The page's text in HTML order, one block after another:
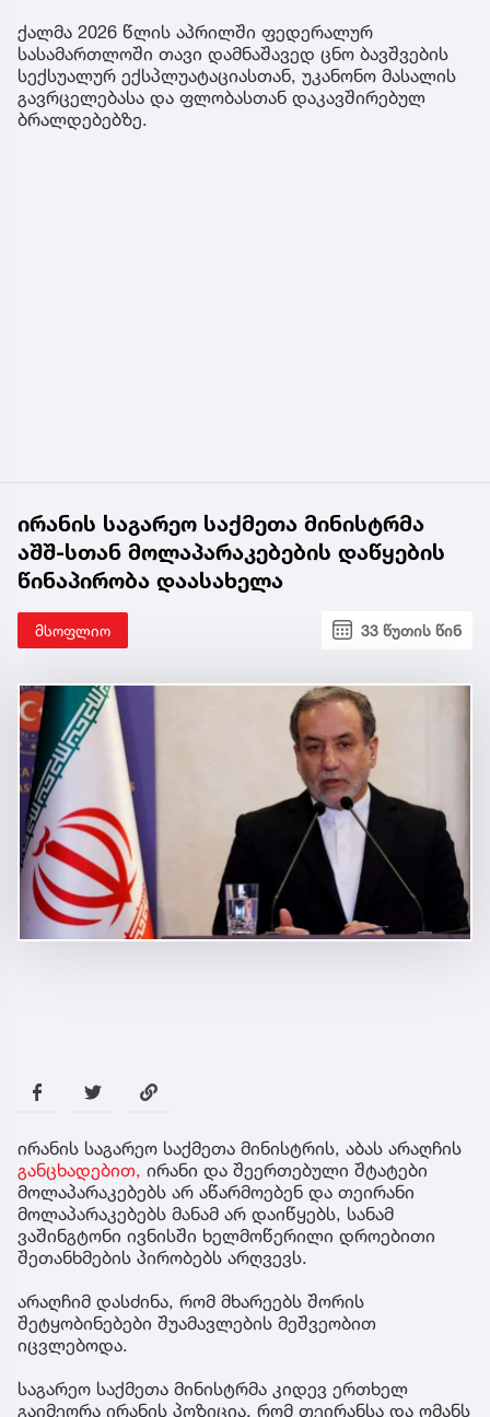
ქალმა 2026 წლის აპრილში ფედერალურ
სასამართლოში თავი დამნაშავედ ცნო ბავშვების
სექსუალურ ექსპლუატაციასთან, უკანონო მასალის
გავრცელებასა და ფლობასთან დაკავშირებულ
ბრალდებებზე.
ირანის საგარეო საქმეთა მინისტრმა
აშშ-სთან მოლაპარაკებების დაწყების
წინაპირობა დაასახელა
მსოფლიო 33 წუთის წინ
ირანის საგარეო საქმეთა მინისტრის, აბას არაღჩის
განცხადებით, ირანი და შეერთებული შტატები
მოლაპარაკებებს არ აწარმოებენ და თეირანი
მოლაპარაკებებს მანამ არ დაიწყებს, სანამ
ვაშინგტონი ივნისში ხელმოწერილი დროებითი
შეთანხმების პირობებს არღვევს.
არაღჩიმ დასძინა, რომ მხარეებს შორის
შეტყობინებები შუამავლების მეშვეობით
იცვლებოდა.
საგარეო საქმეთა მინისტრმა კიდევ ერთხელ
გაიმეორა ირანის პოზიცია, რომ თეირანსა და ომანს